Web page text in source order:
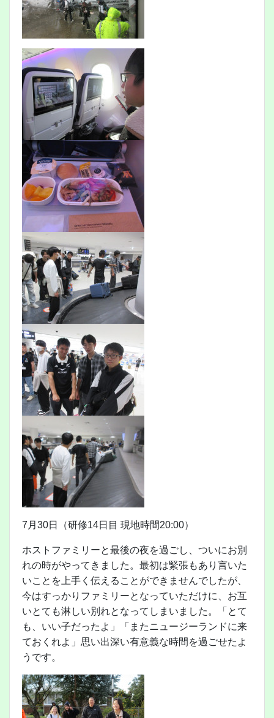
7月30日（研修14日目 現地時間20:00）
ホストファミリーと最後の夜を過ごし、ついにお別
れの時がやってきました。最初は緊張もあり言いた
いことを上手く伝えることができませんでしたが、
今はすっかりファミリーとなっていただけに、お互
いとても淋しい別れとなってしまいました。「とて
も、いい子だったよ」「またニュージーランドに来
ておくれよ」思い出深い有意義な時間を過ごせたよ
うです。